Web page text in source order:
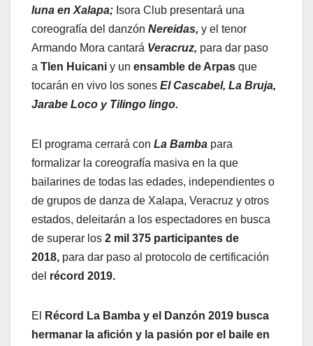
luna en Xalapa; Isora Club presentará una
coreografía del danzón Nereidas, y el tenor
Armando Mora cantará Veracruz, para dar paso
a Tlen Huicani y un ensamble de Arpas que
tocarán en vivo los sones El Cascabel, La Bruja,
Jarabe Loco y Tilingo lingo.
El programa cerrará con La Bamba para
formalizar la coreografía masiva en la que
bailarines de todas las edades, independientes o
de grupos de danza de Xalapa, Veracruz y otros
estados, deleitarán a los espectadores en busca
de superar los 2 mil 375 participantes de
2018, para dar paso al protocolo de certificación
del récord 2019.
El
Récord La Bamba y el Danzón 2019 busca
hermanar la afición y la pasión por el baile en